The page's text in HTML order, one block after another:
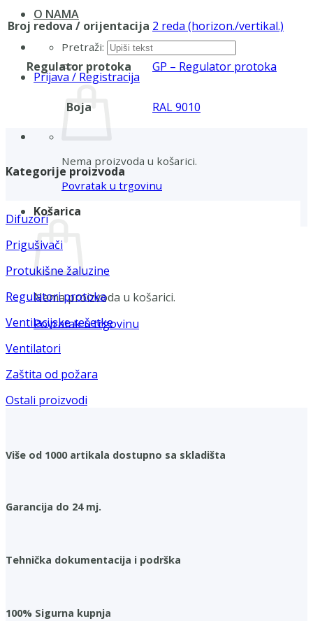
O NAMA
Pretraži:
Prijava / Registracija
Nema proizvoda u košarici.
Povratak u trgovinu
Košarica
Nema proizvoda u košarici.
Povratak u trgovinu
Broj redova / orijentacija 2 reda (horizon./vertikal.)
Regulator protoka GP – Regulator protoka
Boja RAL 9010
Kategorije proizvoda
Difuzori
Prigušivači
Protukišne žaluzine
Regulatori protoka
Ventilacijske rešetke
Ventilatori
Zaštita od požara
Ostali proizvodi
Više od 1000 artikala dostupno sa skladišta
Garancija do 24 mj.
Tehnička dokumentacija i podrška
100% Sigurna kupnja